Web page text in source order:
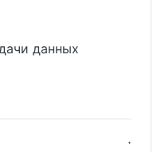
данных